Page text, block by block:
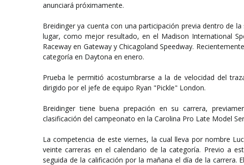
anunciará próximamente.
Breidinger ya cuenta con una participación previa dentro de
lugar, como mejor resultado, en el Madison International
Raceway en Gateway y Chicagoland Speedway.
categoría en Daytona en enero.
Prueba le permitió acostumbrarse a la de velocidad del
dirigido por el jefe de equipo Ryan "Pickle" London.
Breidinger tiene buena prepación en su carrera,
clasificación del campeonato en la Carolina Pro Late Model
La competencia de este viernes, la cual lleva por nombre
veinte carreras en el calendario de la categoría. Previo a
seguida de la calificación por la mañana el día de la carrera.